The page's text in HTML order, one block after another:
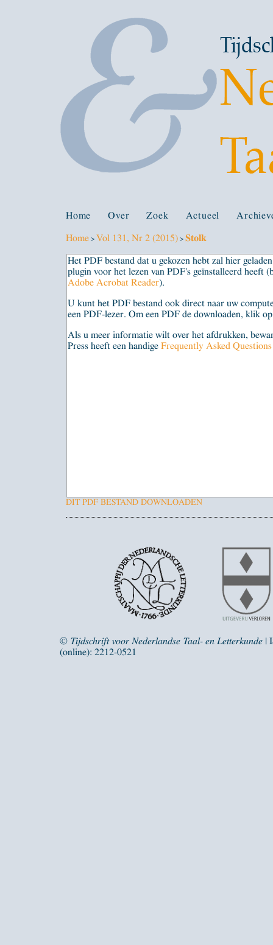
Home Over Zoek Actueel
Home > Vol 131, Nr 2 (2015) > Stolk
Het PDF bestand dat u gekozen hebt zal hier
plugin voor het lezen van PDF's geïnstalleerd heeft
Adobe Acrobat Reader).
U kunt het PDF bestand ook direct naar uw
een PDF-lezer. Om een PDF de downloaden, klik
Als u meer informatie wilt over het afdrukken,
Press heeft een handige Frequently Asked
DIT PDF BESTAND DOWNLOADEN
© Tijdschrift voor Nederlandse Taal- en Letterkunde |
(online): 2212-0521